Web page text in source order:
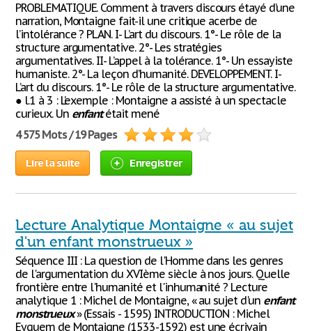
PROBLEMATIQUE. Comment à travers discours étayé d’une
narration, Montaigne fait-il une critique acerbe de
l’intolérance ? PLAN. I- L’art du discours. 1°- Le rôle de la
structure argumentative. 2°- Les stratégies
argumentatives. II- L’appel à la tolérance. 1°- Un essayiste
humaniste. 2°- La leçon d’humanité. DEVELOPPEMENT. I-
L’art du discours. 1°- Le rôle de la structure argumentative.
● l.1 à 3 : L’exemple : Montaigne a assisté à un spectacle
curieux. Un enfantétait mené
4 575 Mots / 19 Pages
Lire la suite Enregistrer
Lecture Analytique Montaigne « au sujet
d'un enfant monstrueux »
Séquence III : La question de l'Homme dans les genres
de l'argumentation du XVIème siècle à nos jours. Quelle
frontière entre l'humanité et l'inhumanité ? Lecture
analytique 1 : Michel de Montaigne, « au sujet d'un enfant
monstrueux» (Essais - 1595) INTRODUCTION : Michel
Eyquem de Montaigne (1533-1592) est une écrivain